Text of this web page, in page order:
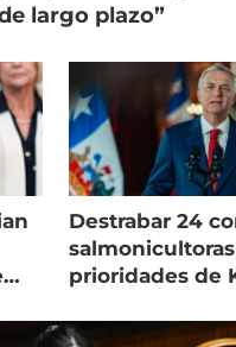
largo plazo”
Destrabar 24
prioridades de